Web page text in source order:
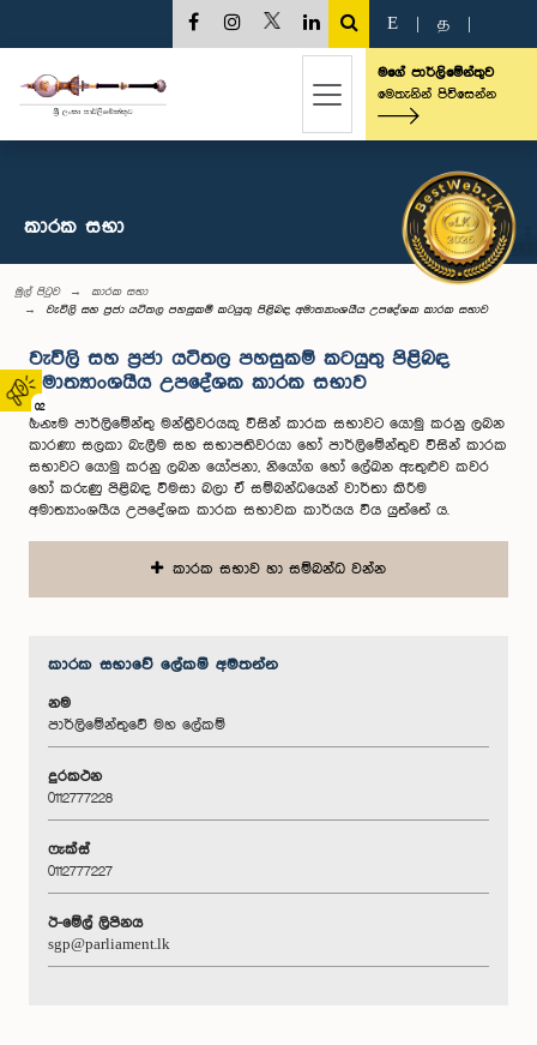
02
E த
මගේ පාර්ලිමේන්තුව
මෙතැනින් පිවිසෙන්න
කාරක සභා
මුල් පිටුව
කාරක සභා
වැවිලි සහ ප්‍රජා යටිතල පහසුකම් කටයුතු පිළිබඳ අමාත්‍යාංශයීය උපදේශක කාරක සභාව
වැවිලි සහ ප්‍රජා යටිතල පහසුකම් කටයුතු පිළිබඳ
අමාත්‍යාංශයීය උපදේශක කාරක සභාව
ඕනෑම පාර්ලිමේන්තු මන්ත්‍රීවරයකු විසින් කාරක සභාවට යොමු කරනු ලබන
කාරණා සලකා බැලීම සහ සභාපතිවරයා හෝ පාර්ලිමේන්තුව විසින් කාරක
සභාවට යොමු කරනු ලබන යෝජනා, නියෝග හෝ ලේඛන ඇතුළුව කවර
හෝ කරුණු පිළිබඳ විමසා බලා ඒ සම්බන්ධයෙන් වාර්තා කිරීම
අමාත්‍යාංශයීය උපදේශක කාරක සභාවක කාර්යය විය යුත්තේ ය.
කාරක සභාව හා සම්බන්ධ වන්න
කාරක සභා‌වේ ලේකම් අමතන්න
නම
පාර්ලිමේන්තුවේ මහ ලේකම්
දුරකථන
0112777228
ෆැක්ස්
0112777227
ඊ-මේල් ලිපිනය
sgp@parliament.lk